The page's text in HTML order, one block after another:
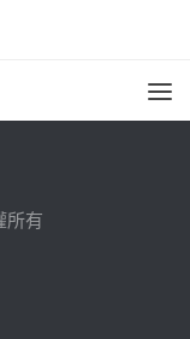
所有